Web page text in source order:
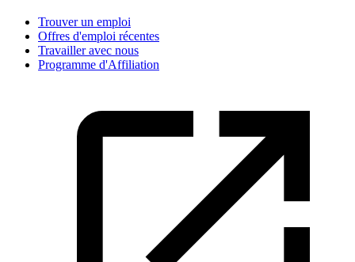
Trouver un emploi
Offres d'emploi récentes
Travailler avec nous
Programme d'Affiliation